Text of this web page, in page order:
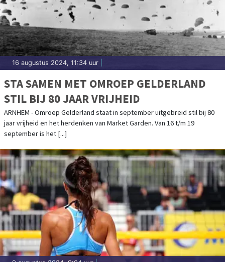
16 augustus 2024, 11:34 uur
STA SAMEN MET OMROEP GELDERLAND
STIL BIJ 80 JAAR VRIJHEID
ARNHEM - Omroep Gelderland staat in september uitgebreid stil bij 80
jaar vrijheid en het herdenken van Market Garden. Van 16 t/m 19
september is het [...]